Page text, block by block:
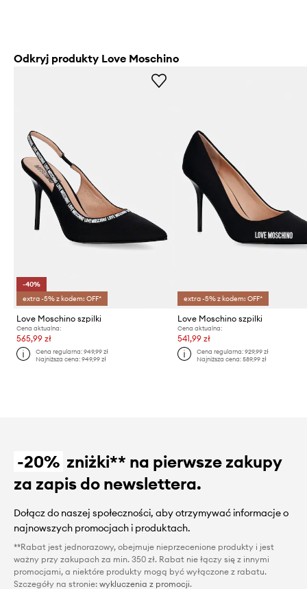
Odkryj produkty Love Moschino
-40%
extra -5% z kodem: OFF*
Love Moschino szpilki
Cena aktualna:
565,99 zł
Cena regularna:949,99 zł
Najniższa cena:949,99 zł
extra -5% z kodem: OFF*
Love Moschino szpilki
Cena aktualna:
541,99 zł
Cena regularna: 929,99 zł
Najniższa cena: 589,99 zł
-20% zniżki** na pierwsze zakupy
za zapis do newslettera.
Dołącz do naszej społeczności, aby otrzymywać informacje o
najnowszych promocjach i produktach.
**Rabat jest jednorazowy, obejmuje nieprzecenione produkty i jest
ważny przy zakupach za min. 350 zł. Rabat nie łączy się z innymi
promocjami, a niektóre produkty mogą być wyłączone z rabatu.
Szczegóły na stronie: wykluczenia z promocji.